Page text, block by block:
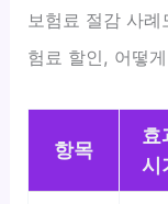
보험료 절감 사
험료 할인, 어떻
항목
효
시